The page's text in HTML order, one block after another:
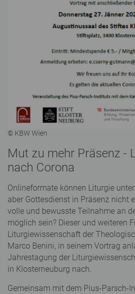
© KBW Wien
Mut zu mehr Präsenz -
nach Corona
Onlineformate können Liturgie
aber Gottesdienst in Präsenz nicht
volle und bewusste Teilnahme an
möglich sein? Dieser und weiteren
Liturgiewissenschaft der
Marco Benini, in seinem Vortrag
Jahrestagung der
in Klosterneuburg nach.
Gemeinsam mit dem Pius-Parsch-